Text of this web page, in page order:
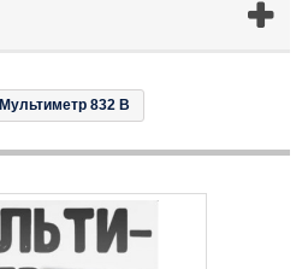
Мультиметр 832 B